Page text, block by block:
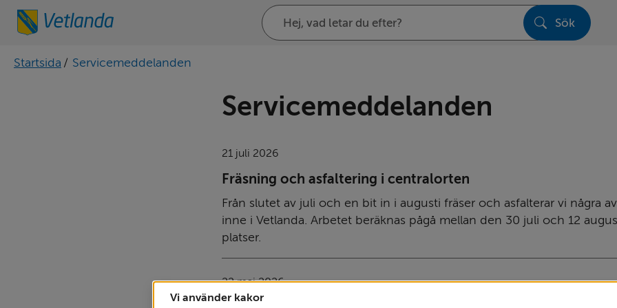
Vi använder kakor
Sök
på
webbplatsen
Sök
Startsida / Servicemeddelanden
Servicemeddelanden
21 juli 2026
Fräsning och asfaltering i centralorten
Från slutet av juli och en bit in i augusti fräser och asfalterar vi några
inne i Vetlanda. Arbetet beräknas pågå mellan den 30 juli och 12
platser.
22 maj 2026